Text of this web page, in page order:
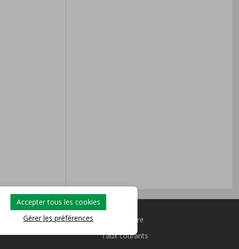
Accepter tous les cookies
Gérer les préférences
Nous joindre
Taux courants